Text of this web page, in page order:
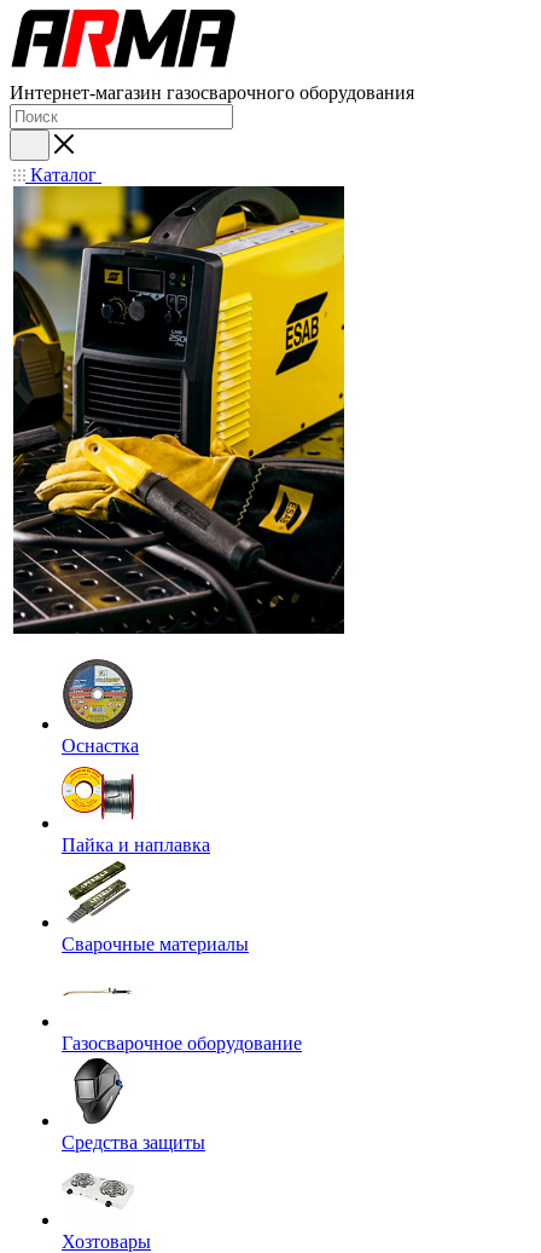
Интернет-магазин газосварочного оборудования
Каталог
Оснастка
Пайка и наплавка
Сварочные материалы
Газосварочное оборудование
Средства защиты
Хозтовары